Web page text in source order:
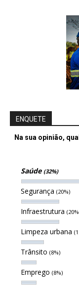
ENQUETE
Na sua opinião,
Saúde (32%)
Segurança (20%)
Infraestrutura
Limpeza urbana
Trânsito (8%)
Emprego (8%)